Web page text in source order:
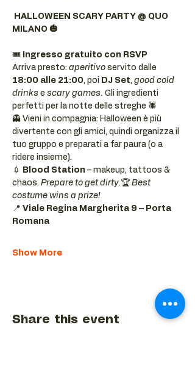
HALLOWEEN SCARY PARTY @ QUO
MILANO 🎃
🎟️ Ingresso gratuito con RSVP
Arriva presto: aperitivo servito dalle
18:00 alle 21:00, poi DJ Set, good cold
drinks e scary games. Gli ingredienti
perfetti per la notte delle streghe 🕷️
👻 Vieni in compagnia: Halloween è più
divertente con gli amici, quindi organizza il
tuo gruppo e preparati a far paura (o a
ridere insieme).
💉
Blood Station – makeup, tattoos &
chaos. Prepare to get dirty.🏆 Best
costume wins a prize!
📍 Viale Regina Margherita 9 – Porta
Romana
Show More
Share this event